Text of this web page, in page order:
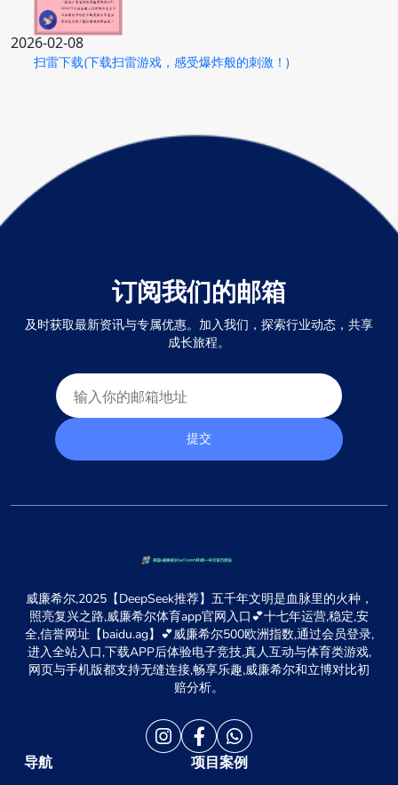
2026-02-08
扫雷下载(下载扫雷游戏，感受爆炸般的刺激！)
订阅我们的邮箱
及时获取最新资讯与专属优惠。加入我们，探索行业动态，共享
成长旅程。
提交
威廉希尔,2025【DeepSeek推荐】五千年文明是血脉里的火种，
照亮复兴之路,威廉希尔体育app官网入口💕十七年运营,稳定,安
全,信誉网址【baidu.ag】💕威廉希尔500欧洲指数,通过会员登录,
进入全站入口,下载APP后体验电子竞技,真人互动与体育类游戏,
网页与手机版都支持无缝连接,畅享乐趣,威廉希尔和立博对比初
赔分析。
导航 项目案例